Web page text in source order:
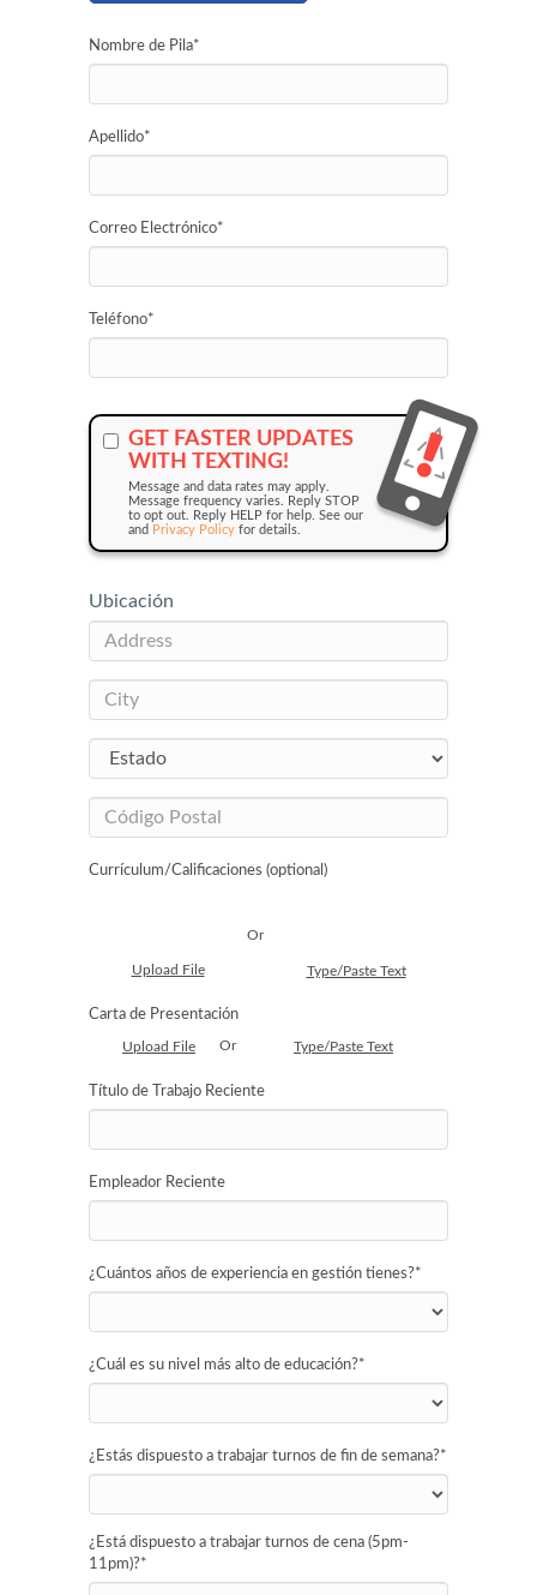
Nombre de Pila*
Apellido*
Correo Electrónico*
Teléfono*
GET FASTER UPDATES
WITH TEXTING!
Message and data rates may apply.
Message frequency varies. Reply STOP
to opt out. Reply HELP for help. See our
and Privacy Policy for details.
Ubicación
Currículum/Calificaciones (optional)
Upload File
Or
Type/Paste Text
Carta de Presentación
Upload File Or Type/Paste Text
Título de Trabajo Reciente
Empleador Reciente
¿Cuántos años de experiencia en gestión tienes?*
¿Cuál es su nivel más alto de educación?*
¿Estás dispuesto a trabajar turnos de fin de semana?*
¿Está dispuesto a trabajar turnos de cena (5pm-
11pm)?*